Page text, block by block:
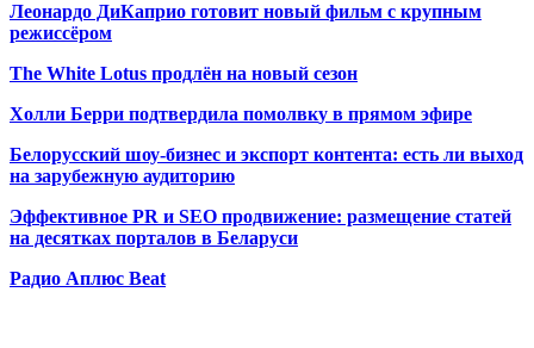
Леонардо ДиКаприо готовит новый фильм с крупным
режиссёром
The White Lotus продлён на новый сезон
Холли Берри подтвердила помолвку в прямом эфире
Белорусский шоу-бизнес и экспорт контента: есть ли выход
на зарубежную аудиторию
Эффективное PR и SEO продвижение: размещение статей
на десятках порталов в Беларуси
Радио Аплюс Beat